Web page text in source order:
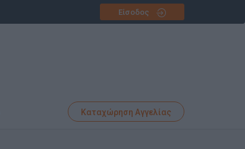
Είσοδος
Καταχώρηση Αγγελίας